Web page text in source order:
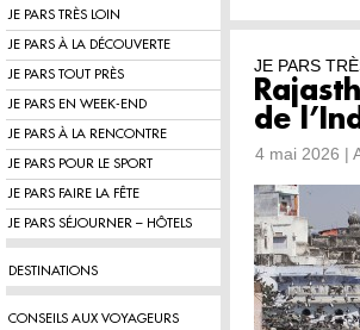
JE PARS TRÈS LOIN
JE PARS À LA DÉCOUVERTE
JE PARS TOUT PRÈS
JE PARS EN WEEK-END
JE PARS À LA RENCONTRE
JE PARS POUR LE SPORT
JE PARS FAIRE LA FÊTE
JE PARS SÉJOURNER – HÔTELS
DESTINATIONS
CONSEILS AUX VOYAGEURS
JE PARS
de
4 mai 2026 |